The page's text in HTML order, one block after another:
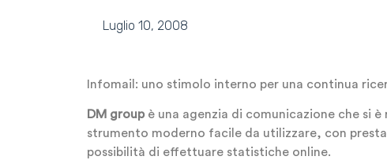
Luglio 10, 2008
Infomail: uno stimolo interno per una continua
DM group è una agenzia di comunicazione che si
strumento moderno facile da utilizzare, con
possibilità di effettuare statistiche online.